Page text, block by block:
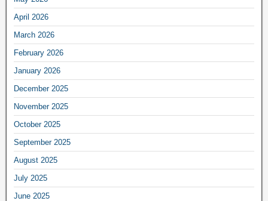
April 2026
March 2026
February 2026
January 2026
December 2025
November 2025
October 2025
September 2025
August 2025
July 2025
June 2025